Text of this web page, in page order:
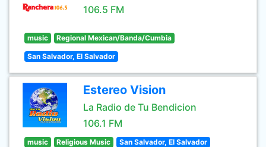
106.5 FM
music Regional Mexican/Banda/Cumbia
San Salvador, El Salvador
Estereo Vision
La Radio de Tu Bendicion
106.1 FM
music Religious Music San Salvador, El Salvador